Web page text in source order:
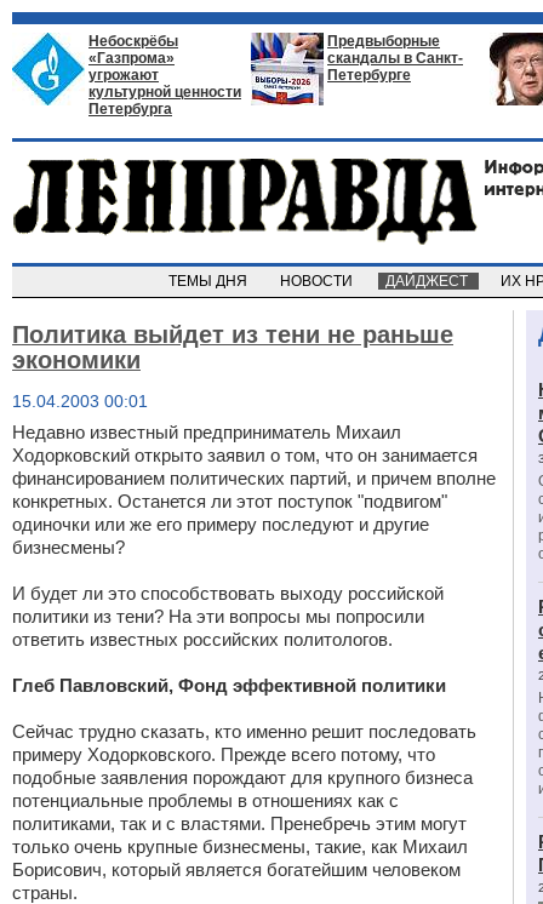
Небоскрёбы
«Газпрома»
угрожают
культурной ценности
Петербурга
Предвыборные
скандалы в Санкт-
Петербурге
ТЕМЫ ДНЯ НОВОСТИ ДАЙДЖЕСТ ИХ
Политика выйдет из тени не раньше
экономики
15.04.2003 00:01
Недавно известный предприниматель Михаил
Ходорковский открыто заявил о том, что он занимается
финансированием политических партий, и причем вполне
конкретных. Останется ли этот поступок "подвигом"
одиночки или же его примеру последуют и другие
бизнесмены?
И будет ли это способствовать выходу российской
политики из тени? На эти вопросы мы попросили
ответить известных российских политологов.
Глеб Павловский, Фонд эффективной политики
Сейчас трудно сказать, кто именно решит последовать
примеру Ходорковского. Прежде всего потому, что
подобные заявления порождают для крупного бизнеса
потенциальные проблемы в отношениях как с
политиками, так и с властями. Пренебречь этим могут
только очень крупные бизнесмены, такие, как Михаил
Борисович, который является богатейшим человеком
страны.